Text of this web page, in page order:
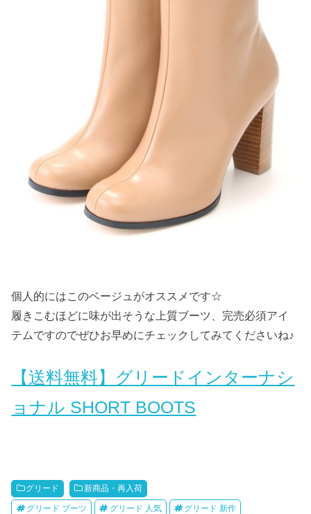
個人的にはこのベージュがオススメです☆
履きこむほどに味が出そうな上質ブーツ、完売必須アイ
テムですのでぜひお早めにチェックしてみてくださいね♪
【送料無料】グリードインターナシ
ョナル SHORT BOOTS
グリード 新商品・再入荷
グリード ブーツ グリード 人気 グリード 新作